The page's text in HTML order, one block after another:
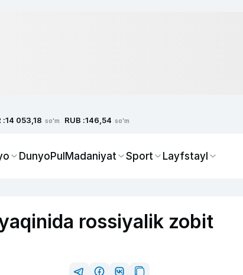
:14 053,18 so'm RUB :146,54 so'm
DunyoPulMadaniyat Sport Layfstayl
rossiyalik zobit